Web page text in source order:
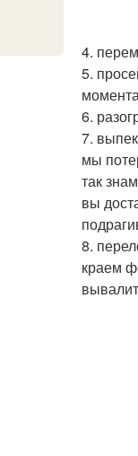
4.
5.
6.
7.
мы
так
вы
8.
краем